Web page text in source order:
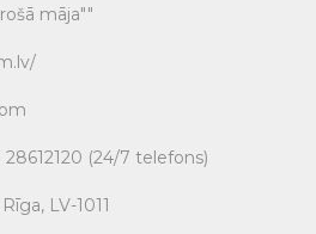
māja""
(24/7 telefons)
LV-1011